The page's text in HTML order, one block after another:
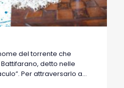
del torrente che
detto nelle
Per attraversarlo a